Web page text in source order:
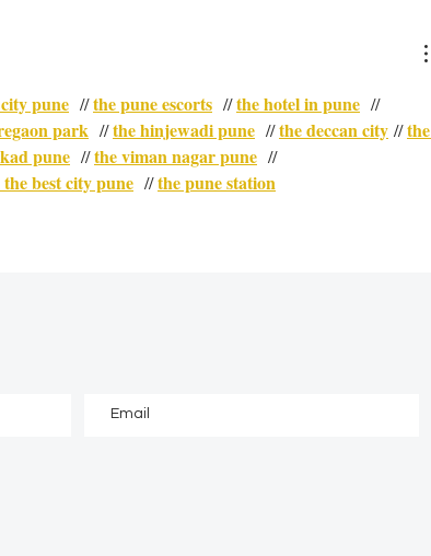
pune // the pune escorts // the hotel in pune //
park // the hinjewadi pune // the deccan city // the
pune // the viman nagar pune //
the best city pune // the pune station